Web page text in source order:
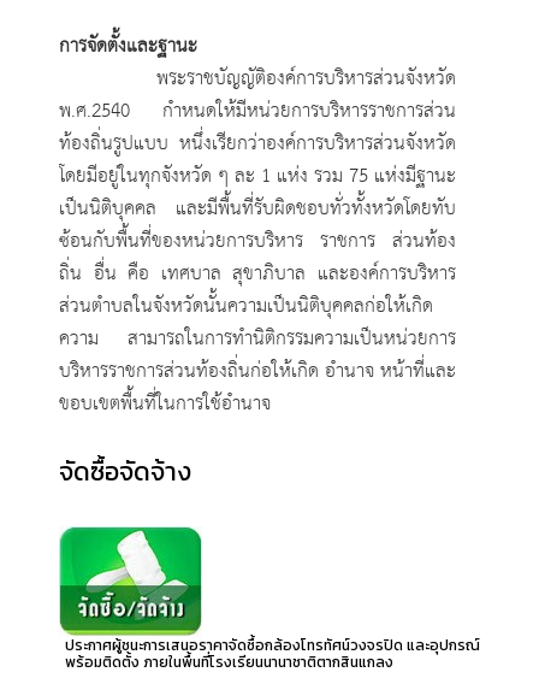
การจัดตั้งและฐานะ
พระราชบัญญัติองค์การบริหารส่วนจังหวัด
พ.ศ.2540 กำหนดให้มีหน่วยการบริหารราชการส่วน
ท้องถิ่นรูปแบบ หนึ่งเรียกว่าองค์การบริหารส่วนจังหวัด
โดยมีอยู่ในทุกจังหวัด ๆ ละ 1 แห่ง รวม 75 แห่งมีฐานะ
เป็นนิติบุคคล และมีพื้นที่รับผิดชอบทั่วทั้งหวัดโดยทับ
ซ้อนกับพื้นที่ของหน่วยการบริหาร ราชการ ส่วนท้อง
ถิ่น อื่น คือ เทศบาล สุขาภิบาล และองค์การบริหาร
ส่วนตำบลในจังหวัดนั้นความเป็นนิติบุคคลก่อให้เกิด
ความ สามารถในการทำนิติกรรมความเป็นหน่วยการ
บริหารราชการส่วนท้องถิ่นก่อให้เกิด อำนาจ หน้าที่และ
ขอบเขตพื้นที่ในการใช้อำนาจ
จัดซื้อจัดจ้าง
ประกาศผู้ชนะการเสนอราคาจัดซื้อกล้องโทรทัศน์วงจรปิด และอุปกรณ์
พร้อมติดตั้ง ภายในพื้นที่โรงเรียนนานาชาติตากสินแกลง